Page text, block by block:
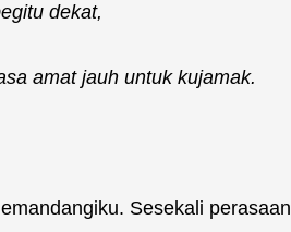
dekat,
amat jauh untuk kujamak.
Sesekali